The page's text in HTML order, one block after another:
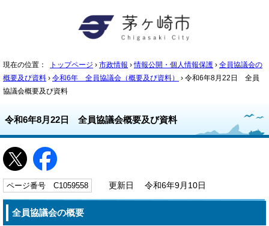
現在の位置： トップページ › 市政情報 ›情報公開・個人情報保護 › 全員協議会の
概要及び資料 › 令和6年 全員協議会（概要及び資料）
› 令和6年8月22日 全員
協議会概要及び資料
令和6年8月22日 全員協議会概要及び資料
ページ番号 C1059558 更新日 令和6年9月10日
全員協議会の概要